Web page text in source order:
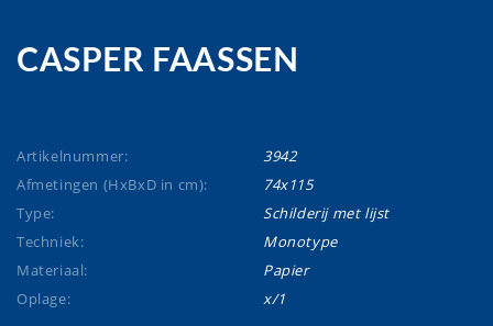
CASPER FAASSEN
Artikelnummer:
3942
Afmetingen (HxBxD in cm):
74x115
Type:
Schilderij met lijst
Techniek:
Monotype
Materiaal:
Papier
Oplage:
x/1